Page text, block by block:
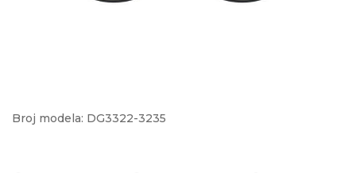
Broj modela: DG3322-3235